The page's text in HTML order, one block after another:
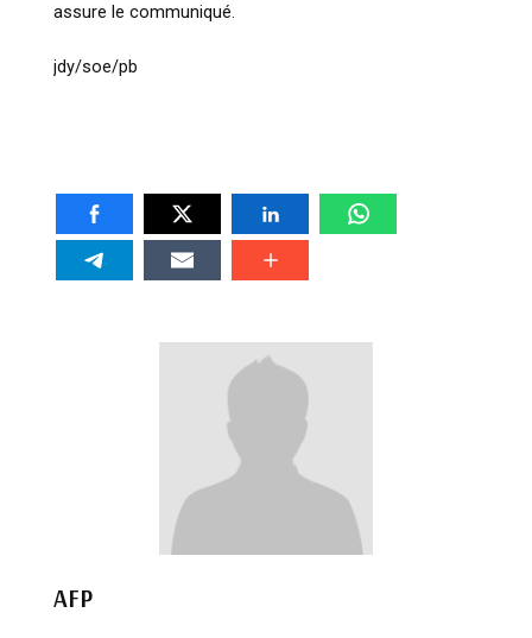
assure le communiqué.
jdy/soe/pb
AFP